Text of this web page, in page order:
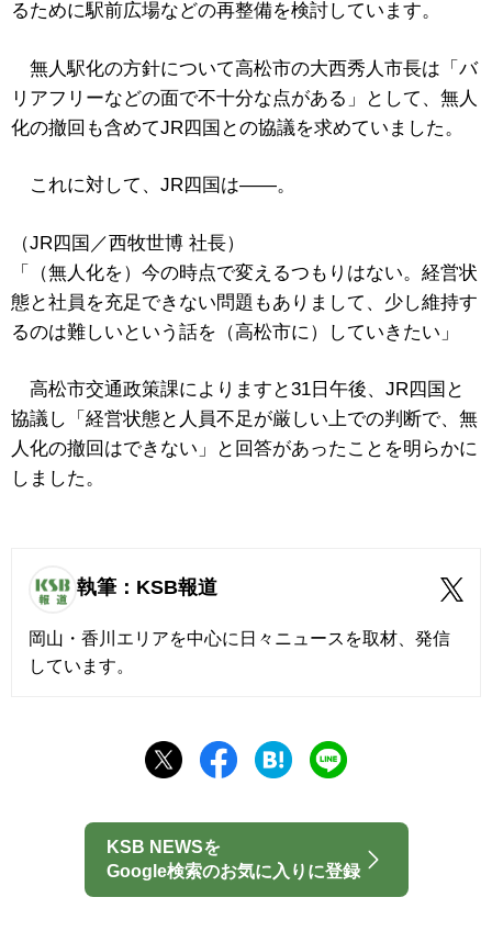
るために駅前広場などの再整備を検討しています。
無人駅化の方針について高松市の大西秀人市長は「バ
リアフリーなどの面で不十分な点がある」として、無人
化の撤回も含めてJR四国との協議を求めていました。
これに対して、JR四国は――。
（JR四国／西牧世博 社長）
「（無人化を）今の時点で変えるつもりはない。経営状
態と社員を充足できない問題もありまして、少し維持す
るのは難しいという話を（高松市に）していきたい」
高松市交通政策課によりますと31日午後、JR四国と
協議し「経営状態と人員不足が厳しい上での判断で、無
人化の撤回はできない」と回答があったことを明らかに
しました。
執筆：KSB報道
岡山・香川エリアを中心に日々ニュースを取材、発信
しています。
KSB NEWSを
Google検索のお気に入りに登録